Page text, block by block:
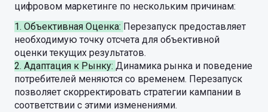
цифровом маркетинге по нескольким причинам:
1. Объективная Оценка: Перезапуск предоставляет
необходимую точку отсчета для объективной
оценки текущих результатов.
2. Адаптация к Рынку: Динамика рынка и поведение
потребителей меняются со временем. Перезапуск
позволяет скорректировать стратегии кампании в
соответствии с этими изменениями.